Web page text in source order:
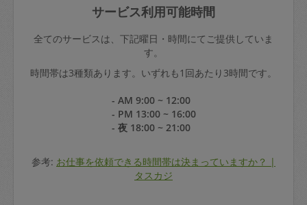
サービス利用可能時間
全てのサービスは、下記曜日・時間にてご提供していま
す。
時間帯は3種類あります。いずれも1回あたり3時間です。
- AM 9:00 ~ 12:00
- PM 13:00 ~ 16:00
- 夜 18:00 ~ 21:00
参考: お仕事を依頼できる時間帯は決まっていますか？ |
タスカジ